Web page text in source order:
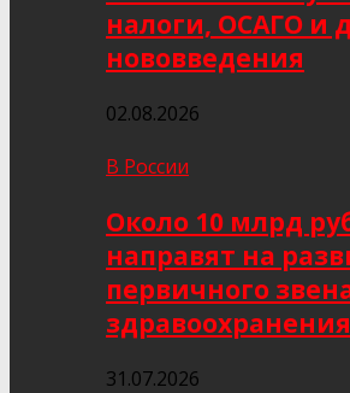
налоги, ОСАГО и
нововведения
02.08.2026
В России
Около 10 млрд
направят на
первичного
31.07.2026